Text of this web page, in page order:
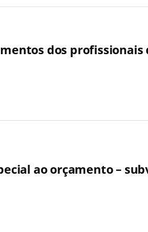
dos
ao orçamento –